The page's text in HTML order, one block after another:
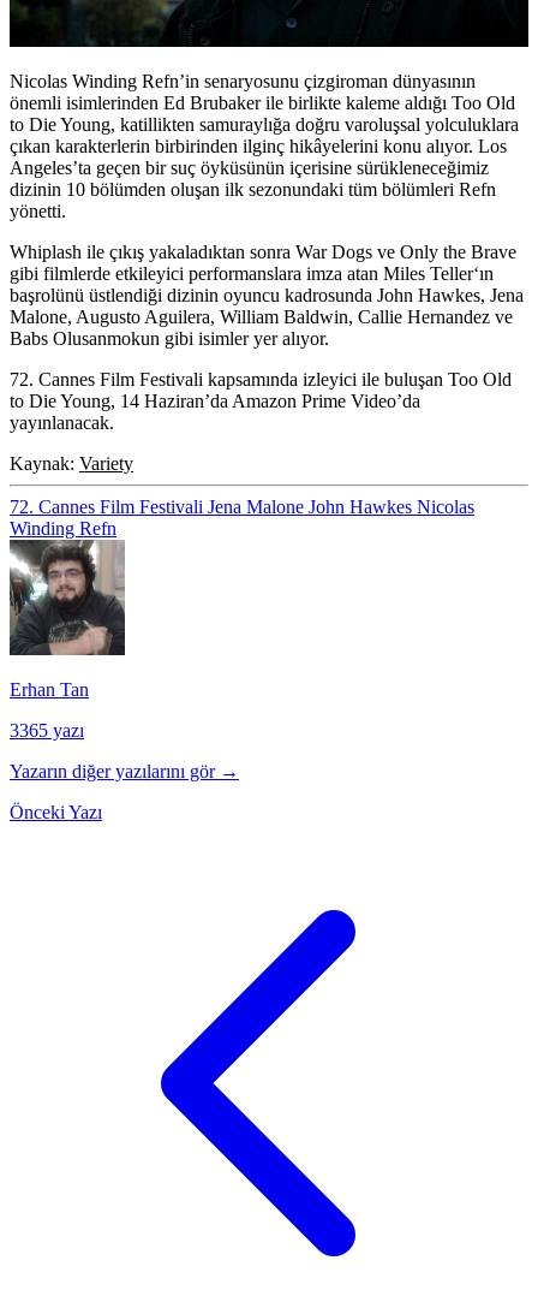
Nicolas Winding Refn’in senaryosunu çizgiroman dünyasının
önemli isimlerinden Ed Brubakerile birlikte kaleme aldığı Too Old
to Die Young, katillikten samuraylığa doğru varoluşsal yolculuklara
çıkan karakterlerin birbirinden ilginç hikâyelerini konu alıyor. Los
Angeles’ta geçen bir suç öyküsünün içerisine sürükleneceğimiz
dizinin 10 bölümden oluşan ilk sezonundaki tüm bölümleri Refn
yönetti.
Whiplash ile çıkış yakaladıktan sonra War Dogs ve Only the Brave
gibi filmlerde etkileyici performanslara imza atan Miles Teller‘ın
başrolünü üstlendiği dizinin oyuncu kadrosunda John Hawkes, Jena
Malone, Augusto Aguilera, William Baldwin, Callie Hernandez ve
Babs Olusanmokun gibi isimler yer alıyor.
72. Cannes Film Festivali kapsamında izleyici ile buluşan Too Old
to Die Young, 14 Haziran’da Amazon Prime Video’da
yayınlanacak.
Kaynak: Variety
72. Cannes Film Festivali Jena Malone John Hawkes Nicolas
Winding Refn
Erhan Tan
3365 yazı
Yazarın diğer yazılarını gör →
Önceki Yazı